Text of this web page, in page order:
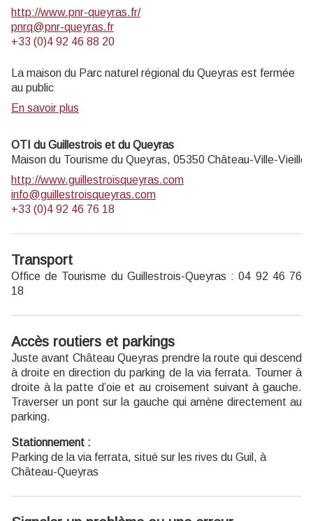
http://www.pnr-queyras.fr/
pnrq@pnr-queyras.fr
+33 (0)4 92 46 88 20
La maison du Parc naturel régional du Queyras est fermée
au public
En savoir plus
OTI du Guillestrois et du Queyras
Maison du Tourisme du Queyras, 05350 Château-Ville-Vieille
http://www.guillestroisqueyras.com
info@guillestroisqueyras.com
+33 (0)4 92 46 76 18
Transport
Office de Tourisme du Guillestrois-Queyras : 04 92 46 76
18
Accès routiers et parkings
Juste avant Château Queyras prendre la route qui descend
à droite en direction du parking de la via ferrata. Tourner à
droite à la patte d’oie et au croisement suivant à gauche.
Traverser un pont sur la gauche qui amène directement au
parking.
Stationnement :
Parking de la via ferrata, situé sur les rives du Guil, à
Château-Queyras